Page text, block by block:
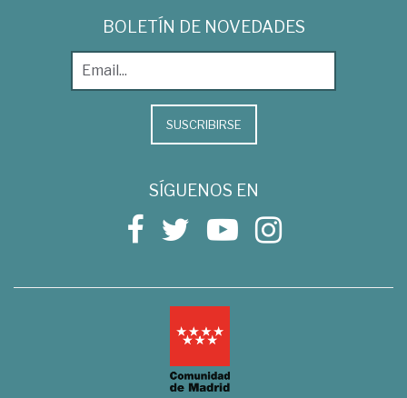
BOLETÍN DE NOVEDADES
SUSCRIBIRSE
SÍGUENOS EN